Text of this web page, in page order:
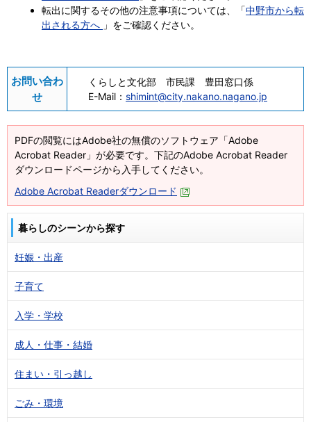
転出に関するその他の注意事項については、「中野市から転
出される方へ 」をご確認ください。
お問い合わ
せ
くらしと文化部 市民課 豊田窓口係
E-Mail： shimint@city.nakano.nagano.jp
PDFの閲覧にはAdobe社の無償のソフトウェア「Adobe
Acrobat Reader」が必要です。下記のAdobe Acrobat Reader
ダウンロードページから入手してください。
Adobe Acrobat Readerダウンロード
暮らしのシーンから探す
妊娠・出産
子育て
入学・学校
成人・仕事・結婚
住まい・引っ越し
ごみ・環境